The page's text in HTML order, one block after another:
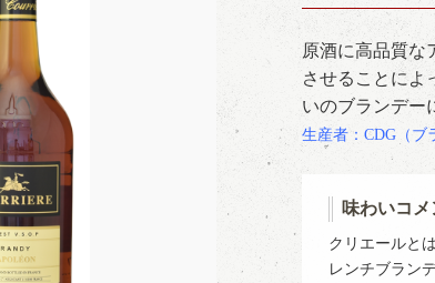
原酒に高品質な
させることによ
いのブランデー
生産者：CDG（ブ
味わいコメ
クリエールと
レンチブラン